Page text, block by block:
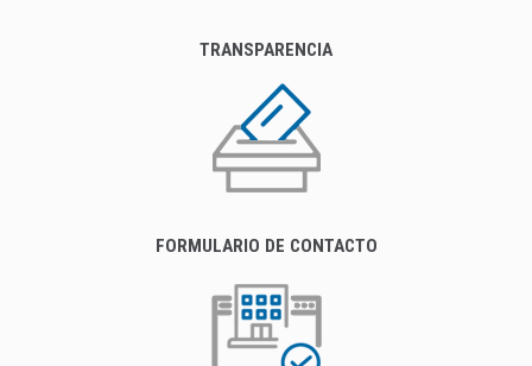
TRANSPARENCIA
FORMULARIO DE CONTACTO